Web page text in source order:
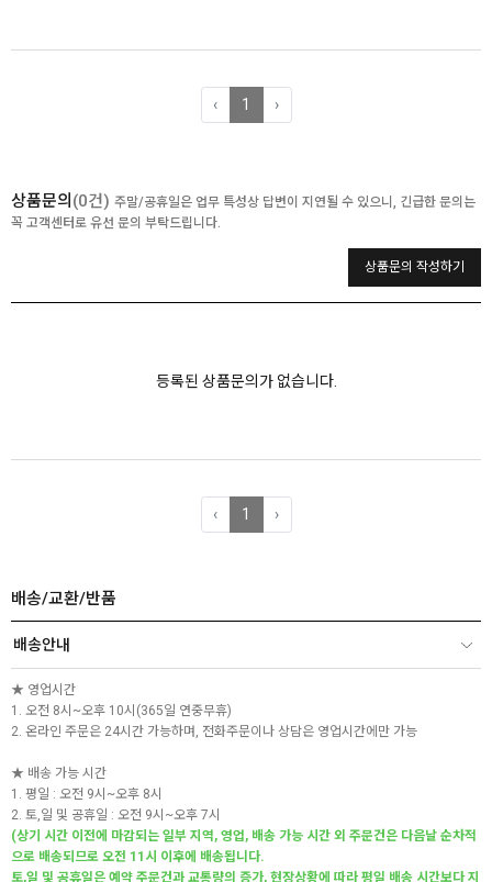
‹ 1 ›
상품문의 (0건) 주말/공휴일은 업무 특성상 답변이 지연될 수 있으니, 긴급한 문의는
꼭 고객센터로 유선 문의 부탁드립니다.
상품문의 작성하기
등록된 상품문의가 없습니다.
‹ 1 ›
배송/교환/반품
배송안내
★ 영업시간
1. 오전 8시~오후 10시(365일 연중무휴)
2. 온라인 주문은 24시간 가능하며, 전화주문이나 상담은 영업시간에만 가능
★ 배송 가능 시간
1. 평일 : 오전 9시~오후 8시
2. 토,일 및 공휴일 : 오전 9시~오후 7시
(상기 시간 이전에 마감되는 일부 지역, 영업, 배송 가능 시간 외 주문건은 다음날 순차적
으로 배송되므로 오전 11시 이후에 배송됩니다.
토,일 및 공휴일은 예약 주문건과 교통량의 증가, 현장상황에 따라 평일 배송 시간보다 지